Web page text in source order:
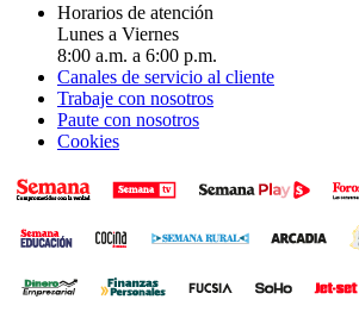
Horarios de atención
Lunes a Viernes
8:00 a.m. a 6:00 p.m.
Canales de servicio al cliente
Trabaje con nosotros
Paute con nosotros
Cookies